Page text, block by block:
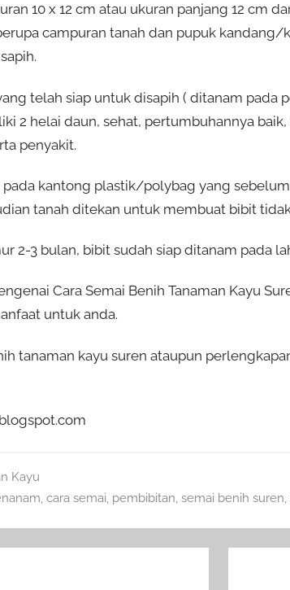
10 x 12 cm atau ukuran panjang 12 cm
campuran tanah dan pupuk kandang/
telah siap untuk disapih ( ditanam pada
2 helai daun, sehat, pertumbuhannya
penyakit.
pada kantong plastik/polybag yang
tanah ditekan untuk membuat bibit
2-3 bulan, bibit sudah siap ditanam pada
Cara Semai Benih Tanaman Kayu
untuk anda.
tanaman kayu suren ataupun
Kayu
, cara semai, pembibitan, semai benih suren,